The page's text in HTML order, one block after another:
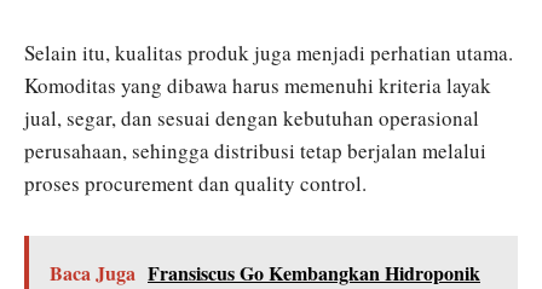
Selain itu, kualitas produk juga menjadi perhatian utama.
Komoditas yang dibawa harus memenuhi kriteria layak
jual, segar, dan sesuai dengan kebutuhan operasional
perusahaan, sehingga distribusi tetap berjalan melalui
proses procurement dan quality control.
Baca Juga Fransiscus Go Kembangkan Hidroponik